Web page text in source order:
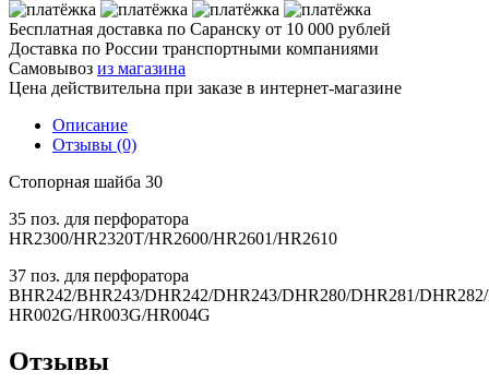
Бесплатная доставка по Саранску от 10 000 рублей
Доставка по России транспортными компаниями
Самовывоз из магазина
Цена действительна при заказе в интернет-магазине
Описание
Отзывы (0)
Стопорная шайба 30
35 поз. для перфоратора
HR2300/HR2320T/HR2600/HR2601/HR2610
37 поз. для перфоратора
BHR242/BHR243/DHR242/DHR243/DHR280/DHR281/
HR002G/HR003G/HR004G
Отзывы